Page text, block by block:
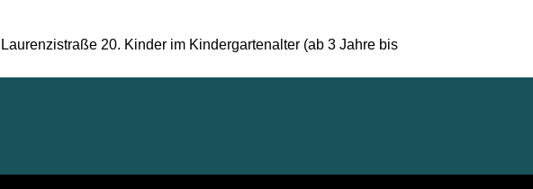
20. Kinder im Kindergartenalter (ab 3 Jahre bis